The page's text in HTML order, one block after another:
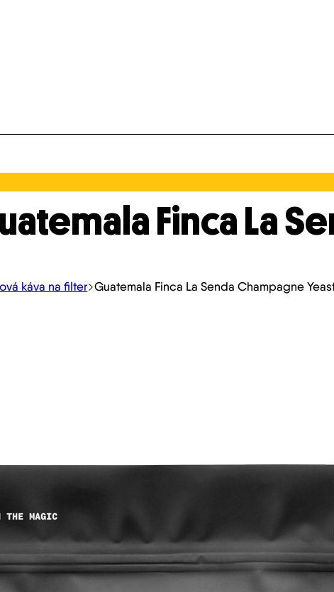
Finca La
káva na filter Guatemala Finca La Senda Champagne